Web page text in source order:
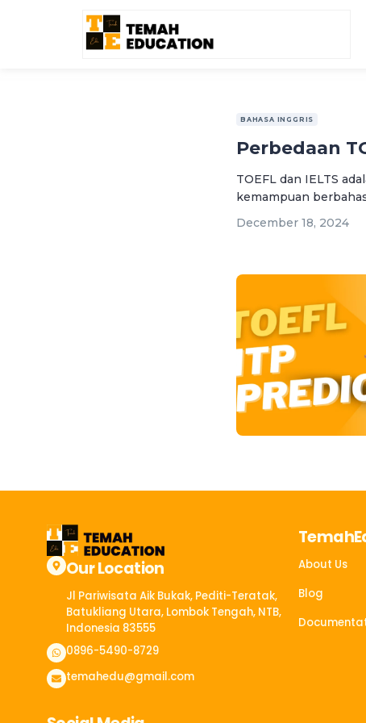
BAHASA INGGRIS
Perbedaan
TOEFL dan IELTS
kemampuan
December 18, 2024
Our Location
Jl Pariwisata Aik Bukak, Pediti-Teratak,
Batukliang Utara, Lombok Tengah, NTB,
Indonesia 83555​
0896-5490-8729
temahedu@gmail.com
About Us
Blog